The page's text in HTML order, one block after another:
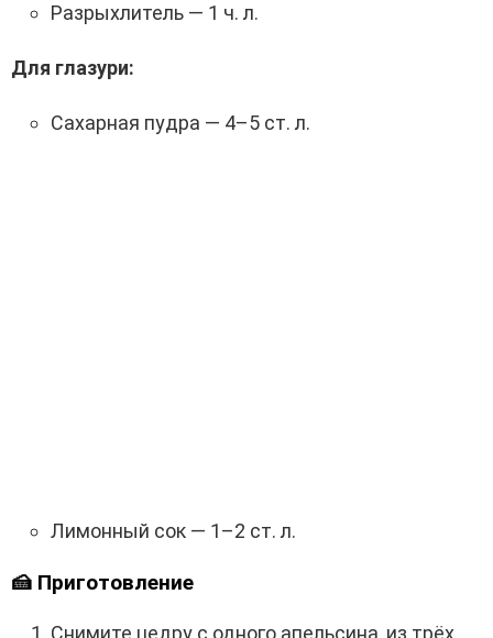
Разрыхлитель — 1 ч. л.
Для глазури:
Сахарная пудра — 4–5 ст. л.
Лимонный сок — 1–2 ст. л.
🍰 Приготовление